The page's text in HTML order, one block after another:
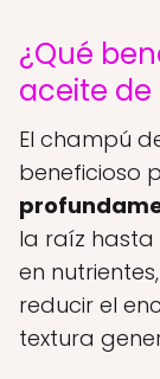
¿Qué
aceite de
El champú
beneficioso
la raíz hasta
en
reducir el
textura